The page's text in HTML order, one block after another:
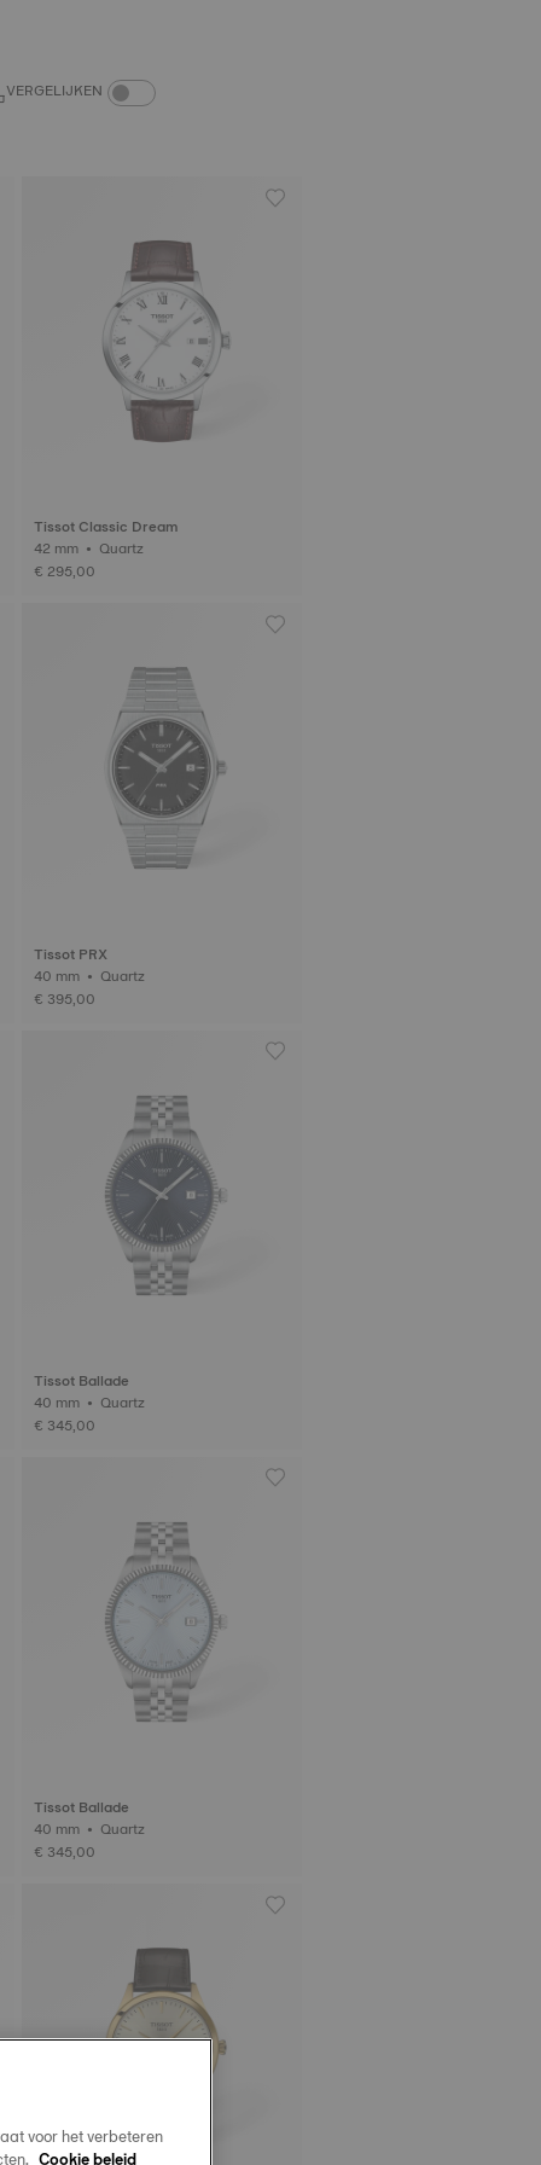
VERGELIJKEN COMPARE PRODUCTS TOGGLE
Tissot Classic Dream
42 mm • Quartz
€ 295,00
Tissot PRX
40 mm • Quartz
€ 395,00
Tissot Ballade
40 mm • Quartz
€ 345,00
Tissot Ballade
40 mm • Quartz
€ 345,00
voor het verbeteren
Cookie beleid